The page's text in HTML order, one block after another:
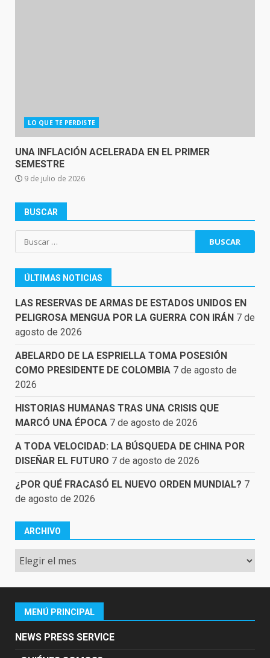
LO QUE TE PERDISTE
UNA INFLACIÓN ACELERADA EN EL PRIMER
SEMESTRE
9 de julio de 2026
BUSCAR
Buscar:
ÚLTIMAS NOTICIAS
LAS RESERVAS DE ARMAS DE ESTADOS UNIDOS EN
PELIGROSA MENGUA POR LA GUERRA CON IRÁN 7 de
agosto de 2026
ABELARDO DE LA ESPRIELLA TOMA POSESIÓN
COMO PRESIDENTE DE COLOMBIA 7 de agosto de
2026
HISTORIAS HUMANAS TRAS UNA CRISIS QUE
MARCÓ UNA ÉPOCA 7 de agosto de 2026
A TODA VELOCIDAD: LA BÚSQUEDA DE CHINA POR
DISEÑAR EL FUTURO 7 de agosto de 2026
¿POR QUÉ FRACASÓ EL NUEVO ORDEN MUNDIAL? 7
de agosto de 2026
ARCHIVO
Archivo
MENÚ PRINCIPAL
NEWS PRESS SERVICE